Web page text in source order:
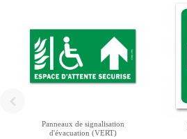
Panneaux de signalisation
d'évacuation (VERT)